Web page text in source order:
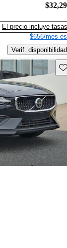
El precio incluye tasas
$656/mes
Verif. disponibilidad